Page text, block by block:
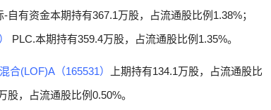
-自有资金本期持有367.1万股，占流通股比例1.38%；
PLC.本期持有359.4万股，占流通股比例1.35%。
合(LOF)A（165531）
上期持有134.1万股，占流通股比
，占流通股比例0.50%。